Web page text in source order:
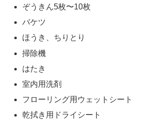
ぞうきん5枚〜10枚
バケツ
ほうき、ちりとり
掃除機
はたき
室内用洗剤
フローリング用ウェットシート
乾拭き用ドライシート